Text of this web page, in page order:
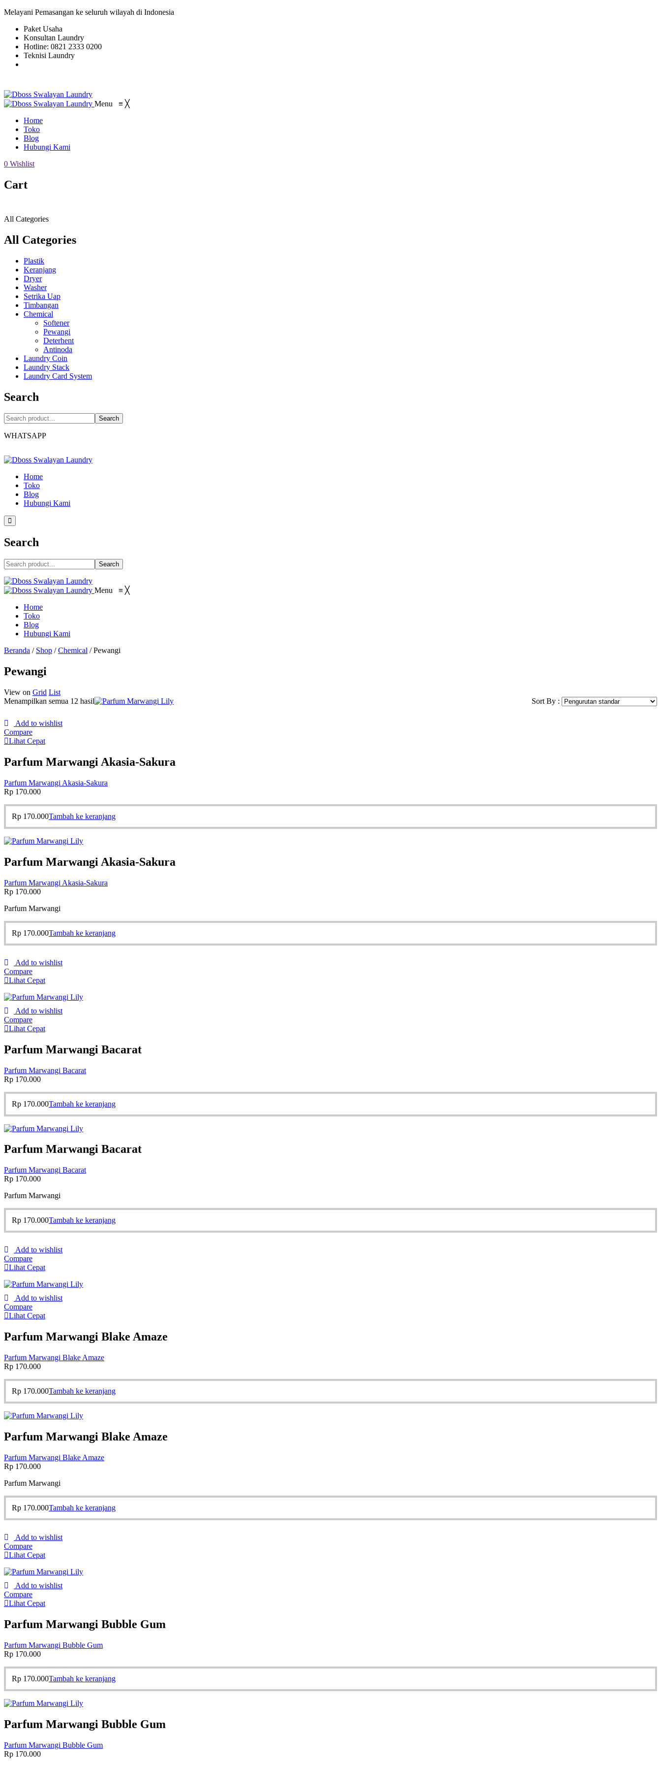
Melayani Pemasangan ke seluruh wilayah di Indonesia
Paket Usaha
Konsultan Laundry
Hotline: 0821 2333 0200
Teknisi Laundry
Menu ≡ ╳
Home
Toko
Blog
Hubungi Kami
0 Wishlist
Cart
All Categories
All Categories
Plastik
Keranjang
Dryer
Washer
Setrika Uap
Timbangan
Chemical
Softener
Pewangi
Deterhent
Antinoda
Laundry Coin
Laundry Stack
Laundry Card System
Search
Search
WHATSAPP
Home
Toko
Blog
Hubungi Kami
Search
Search
Menu ≡ ╳
Home
Toko
Blog
Hubungi Kami
Beranda / Shop / Chemical /Pewangi
Pewangi
View on Grid List
Menampilkan semua 12 hasil
Sort By :
Add to wishlist
Compare
Lihat Cepat
Parfum Marwangi Akasia-Sakura
Parfum Marwangi Akasia-Sakura
Rp 170.000
Rp 170.000Tambah ke keranjang
Parfum Marwangi Akasia-Sakura
Parfum Marwangi Akasia-Sakura
Rp 170.000
Parfum Marwangi
Rp 170.000Tambah ke keranjang
Add to wishlist
Compare
Lihat Cepat
Add to wishlist
Compare
Lihat Cepat
Parfum Marwangi Bacarat
Parfum Marwangi Bacarat
Rp 170.000
Rp 170.000Tambah ke keranjang
Parfum Marwangi Bacarat
Parfum Marwangi Bacarat
Rp 170.000
Parfum Marwangi
Rp 170.000Tambah ke keranjang
Add to wishlist
Compare
Lihat Cepat
Add to wishlist
Compare
Lihat Cepat
Parfum Marwangi Blake Amaze
Parfum Marwangi Blake Amaze
Rp 170.000
Rp 170.000Tambah ke keranjang
Parfum Marwangi Blake Amaze
Parfum Marwangi Blake Amaze
Rp 170.000
Parfum Marwangi
Rp 170.000Tambah ke keranjang
Add to wishlist
Compare
Lihat Cepat
Add to wishlist
Compare
Lihat Cepat
Parfum Marwangi Bubble Gum
Parfum Marwangi Bubble Gum
Rp 170.000
Rp 170.000Tambah ke keranjang
Parfum Marwangi Bubble Gum
Parfum Marwangi Bubble Gum
Rp 170.000